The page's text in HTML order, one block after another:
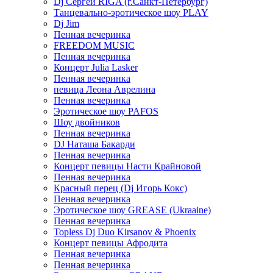
Танцевально-эротическое шоу PLAY
Dj Jim
Пенная вечеринка
FREEDOM MUSIC
Пенная вечеринка
Концерт Julia Lasker
Пенная вечеринка
певица Леона Аврелина
Пенная вечеринка
Эротическое шоу PAFOS
Шоу двойников
Пенная вечеринка
DJ Наташа Бакарди
Пенная вечеринка
Концерт певицы Насти Крайновой
Пенная вечеринка
Красный перец (Dj Игорь Кокс)
Пенная вечеринка
Эротическое шоу GREASE (Ukraaine)
Пенная вечеринка
Topless Dj Duo Kirsanov & Phoenix
Концерт певицы Афродита
Пенная вечеринка
Пенная вечеринка